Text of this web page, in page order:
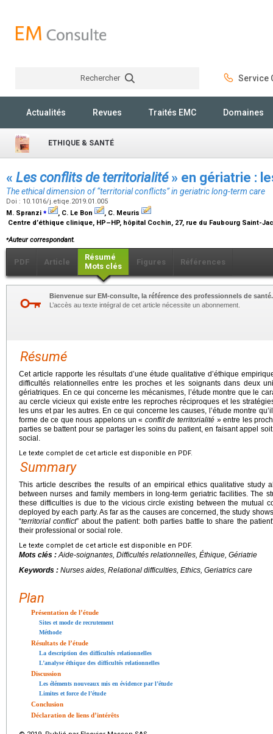
Rechercher Service
Actualités Revues Traités EMC Domaines
ETHIQUE & SANTÉ
« Les conflits de territorialité» en gériatrie :
The ethical dimension of “territorial conflicts” in geriatric long-term care
Doi : 10.1016/j.etiqe.2019.01.005
M. Spranzi ⁎ , C. Le Bon
, C. Meuris
Centre d’éthique clinique, HP–HP, hôpital Cochin, 27, rue du Faubourg Saint-
⁎Auteur correspondant.
PDF Article
Résumé
Mots clés
Figures Références
Bienvenue sur EM-consulte, la référence des professionnels de santé.
L’accès au texte intégral de cet article nécessite un abonnement.
Résumé
Cet article rapporte les résultats d’une étude qualitative d’éthique
difficultés relationnelles entre les proches et les soignants dans deux
gériatriques. En ce qui concerne les mécanismes, l’étude montre que le
au cercle vicieux qui existe entre les reproches réciproques et les
les uns et par les autres. En ce qui concerne les causes, l’étude montre
forme de ce que nous appelons un « conflit de territorialité» entre les
parties se battent pour se partager les soins du patient, en faisant appel
social.
Le texte complet de cet article est disponible en PDF.
Summary
This article describes the results of an empirical ethics qualitative study
between nurses and family members in long-term geriatric facilities. The
these difficulties is due to the vicious circle existing between the mutual
deployed by each party. As far as the causes are concerned, the study
“territorial conflict” about the patient: both parties battle to share the
their professional or social role.
Le texte complet de cet article est disponible en PDF.
Mots clés :Aide-soignantes, Difficultés relationnelles, Éthique, Gériatrie
Keywords : Nurses aides, Relational difficulties, Ethics, Geriatrics care
Plan
Présentation de l’étude
Sites et mode de recrutement
Méthode
Résultats de l’étude
La description des difficultés relationnelles
L’analyse éthique des difficultés relationnelles
Discussion
Les éléments nouveaux mis en évidence par l’étude
Limites et force de l’étude
Conclusion
Déclaration de liens d’intérêts